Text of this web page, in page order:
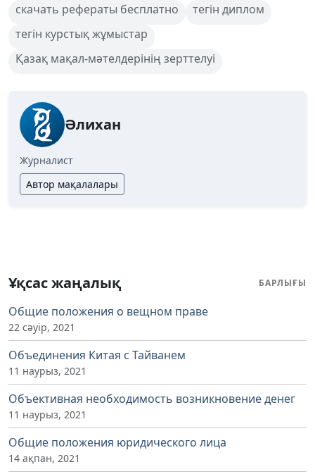
скачать рефераты бесплатно
тегін диплом
тегін курстық жұмыстар
Қазақ мақал-мәтелдерінің зерттелуі
Әлихан
Журналист
Автор мақалалары
Ұқсас жаңалық БАРЛЫҒЫ
Общие положения о вещном праве
22 сәуір, 2021
Объединения Китая с Тайванем
11 наурыз, 2021
Объективная необходимость возникновение денег
11 наурыз, 2021
Общие положения юридического лица
14 ақпан, 2021